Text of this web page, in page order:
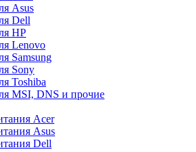
Asus
Dell
HP
Lenovo
Samsung
Sony
Toshiba
MSI, DNS и прочие
Acer
Asus
Dell